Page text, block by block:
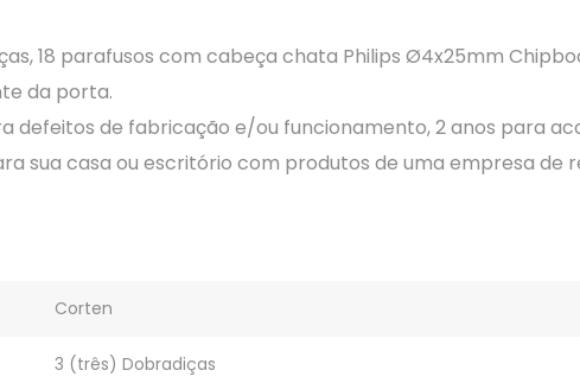
18 parafusos com cabeça chata Philips Ø4x25mm
da porta.
defeitos de fabricação e/ou funcionamento, 2 anos para
sua casa ou escritório com produtos de uma empresa de
Corten
3 (três) Dobradiças